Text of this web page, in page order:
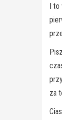
I to
za